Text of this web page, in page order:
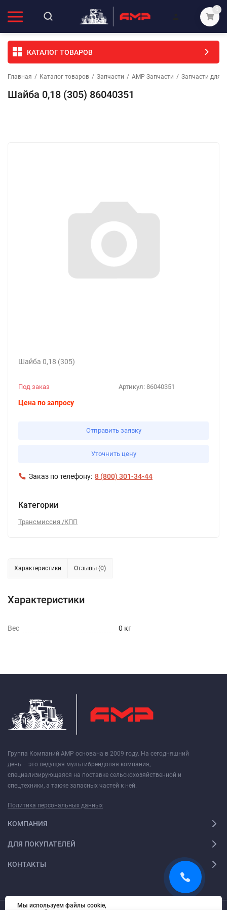
0
КАТАЛОГ ТОВАРОВ
Главная / Каталог товаров / Запчасти / АМР Запчасти / Запчасти для
Шайба 0,18 (305) 86040351
Шайба 0,18 (305)
Артикул: 86040351
Под заказ
Цена по запросу
Отправить заявку
Уточнить цену
Заказ по телефону: 8 (800) 301-34-44
Категории
Трансмиссия /КПП
Характеристики Отзывы (0)
Характеристики
Вес 0 кг
Группа Компаний АМР основана в 2009 году. На сегодняшний
день – это ведущая мультибрендовая компания,
специализирующаяся на поставке сельскохозяйственной и
спецтехники, а также запасных частей к ней.
Политика персональных данных
КОМПАНИЯ
ДЛЯ ПОКУПАТЕЛЕЙ
КОНТАКТЫ
Мы используем файлы cookie,